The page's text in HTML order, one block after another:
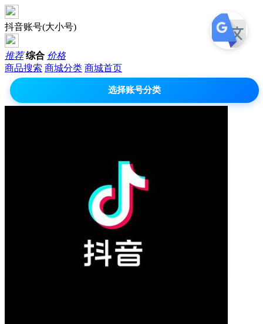
抖音账号(大小号)
推荐 综合 价格
商品搜索 商城分类 商城首页
选择账号分类